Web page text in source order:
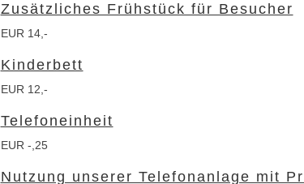
Zusätzliches Frühstück für Besucher
EUR 14,-
Kinderbett
EUR 12,-
Telefoneinheit
EUR -,25
Nutzung unserer Telefonanlage mit